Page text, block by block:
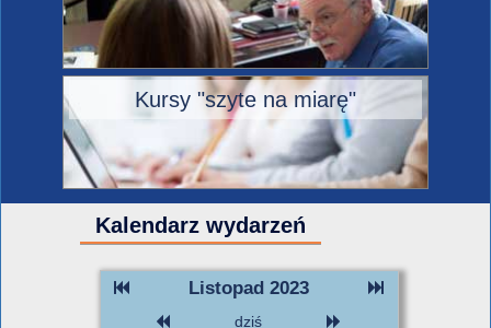
Kursy "szyte na miarę"
Kalendarz wydarzeń
Listopad 2023
dziś